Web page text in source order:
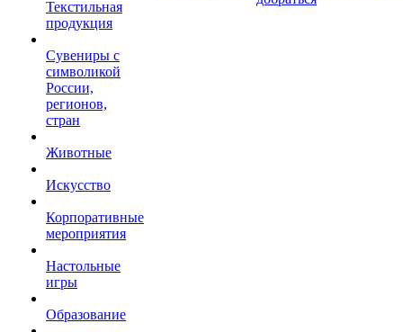
Текстильная
продукция
Сувениры с
символикой
России,
регионов,
стран
Животные
Искусство
Корпоративные
мероприятия
Настольные
игры
Образование